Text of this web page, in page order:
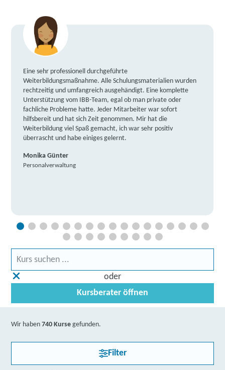
Eine sehr professionell durchgeführte
Weiterbildungsmaßnahme. Alle Schulungsmaterialien wurden
rechtzeitig und umfangreich ausgehändigt. Eine komplette
Unterstützung vom IBB-Team, egal ob man private oder
fachliche Probleme hatte. Jeder Mitarbeiter war sofort
hilfsbereit und hat sich Zeit genommen. Mir hat die
Weiterbildung viel Spaß gemacht, ich war sehr positiv
überrascht und habe einiges gelernt.
Monika Günter
Personalverwaltung
oder
Kursberater öffnen
Wir haben740 Kurse gefunden.
Filter